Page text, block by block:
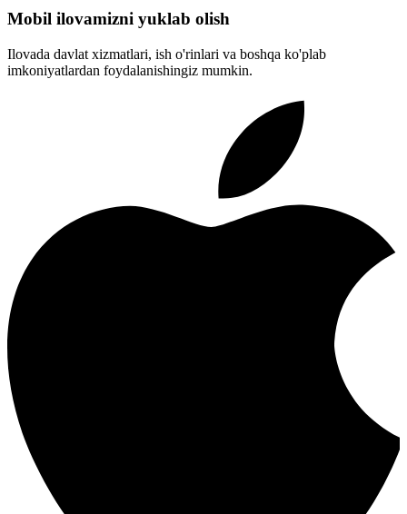
Mobil ilovamizni yuklab olish
Ilovada davlat xizmatlari, ish o'rinlari va boshqa ko'plab
imkoniyatlardan foydalanishingiz mumkin.